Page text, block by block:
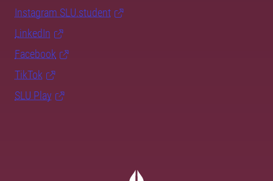
Instagram SLU.student
LinkedIn
Facebook
TikTok
SLU Play